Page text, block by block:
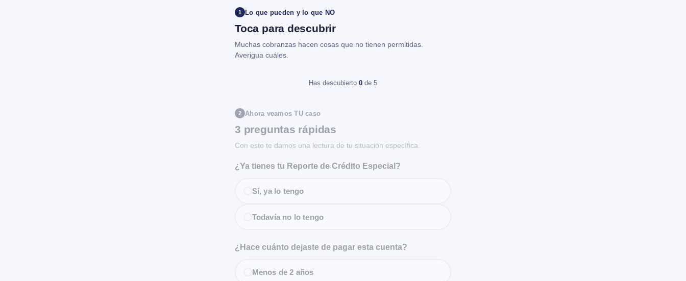
1 Lo que pueden y lo que NO
Toca para descubrir
Muchas cobranzas hacen cosas que no tienen permitidas.
Averigua cuáles.
Has descubierto 0 de 5
2 Ahora veamos TU caso
3 preguntas rápidas
Con esto te damos una lectura de tu situación específica.
¿Ya tienes tu Reporte de Crédito Especial?
Sí, ya lo tengo
Todavía no lo tengo
¿Hace cuánto dejaste de pagar esta cuenta?
Menos de 2 años